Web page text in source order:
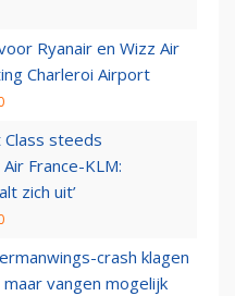
Ryanair en Wizz Air
Charleroi Airport
Class steeds
France-KLM:
zich uit’
crash klagen
vangen mogelijk